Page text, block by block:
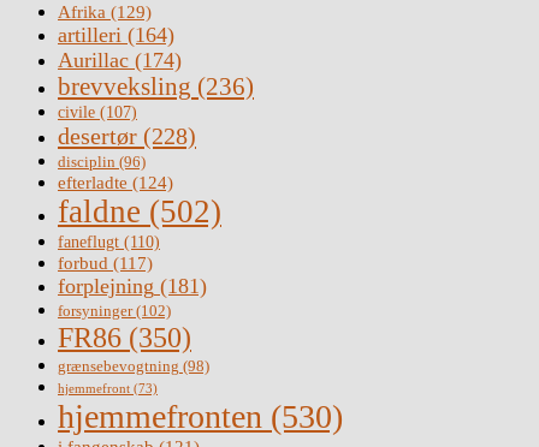
Afrika (129)
artilleri (164)
Aurillac (174)
brevveksling (236)
civile (107)
desertør (228)
disciplin (96)
efterladte (124)
faldne (502)
faneflugt (110)
forbud (117)
forplejning (181)
forsyninger(102)
FR86 (350)
grænsebevogtning (98)
hjemmefront (73)
hjemmefronten (530)